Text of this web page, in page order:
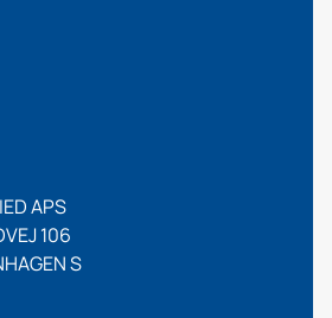
APS
106
S